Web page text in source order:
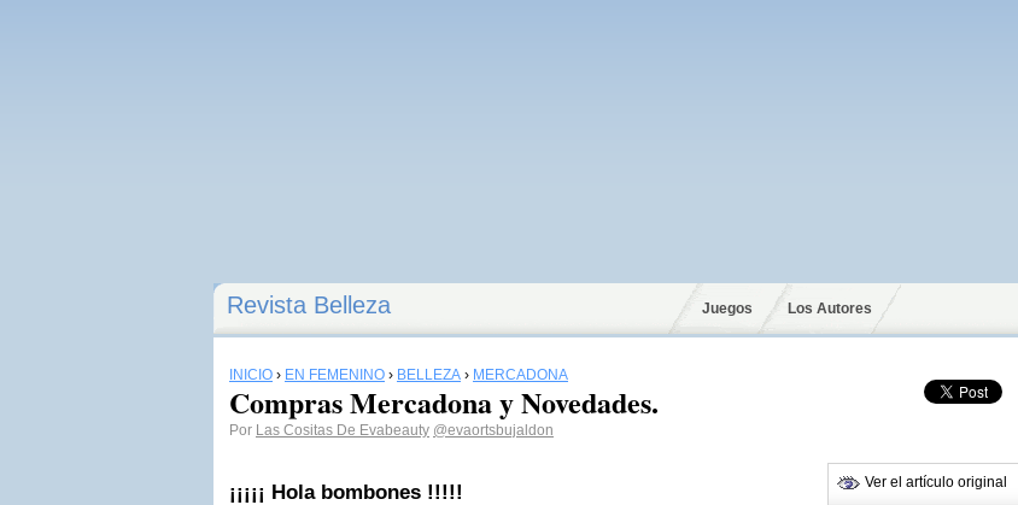
Revista Belleza Juegos Los Autores
INICIO › EN FEMENINO › BELLEZA › MERCADONA
Compras Mercadona y Novedades.
Por Las Cositas De Evabeauty @evaortsbujaldon
¡¡¡¡¡ Hola bombones !!!!!
Ver el artículo original